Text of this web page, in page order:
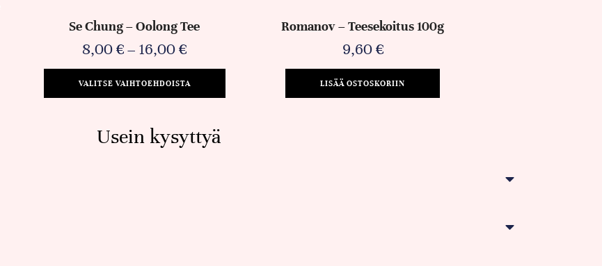
Se Chung – Oolong Tee
8,00€– 16,00€
VALITSE VAIHTOEHDOISTA
Romanov – Teesekoitus 100g
9,60€
LISÄÄ OSTOSKORIIN
Usein kysyttyä